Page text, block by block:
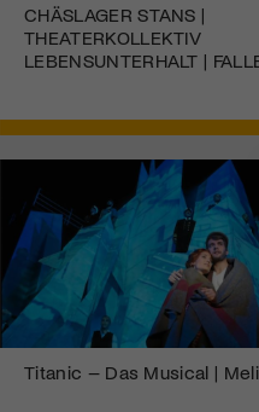
CHÄSLAGER STANS |
THEATERKOLLEKTIV
LEBENSUNTERHALT |
Titanic – Das Musical |